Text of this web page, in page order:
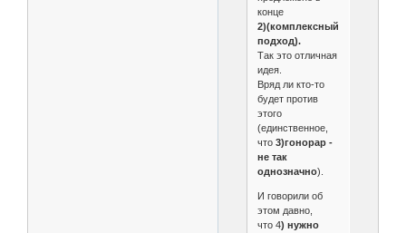
конце
2)(комплексный
подход).
Так это отличная
идея.
Вряд ли кто-то
будет против
этого
(единственное,
что 3)гонорар -
не так
однозначно).
И говорили об
этом давно,
что 4) нужно